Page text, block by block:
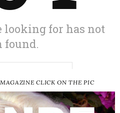
CLICK ON THE PIC